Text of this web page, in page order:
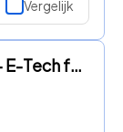
Vergelijk
Renault Espace - E-Tech full hybrid 200pk iconic 7p. | Harman kardon | Panora